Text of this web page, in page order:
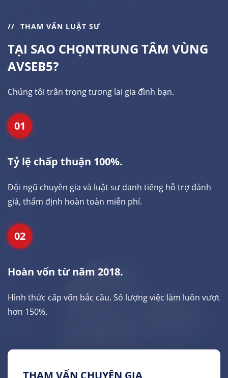
THAM VẤN LUẬT SƯ
TẠI SAO CHỌNTRUNG TÂM VÙNG
AVSEB5?
Chúng tôi trân trọng tương lai gia đình bạn.
01
Tỷ lệ chấp thuận 100%.
Đội ngũ chuyên gia và luật sư danh tiếng hỗ trợ đánh
giá, thẩm định hoàn toàn miễn phí.
02
Hoàn vốn từ năm 2018.
Hình thức cấp vốn bắc cầu. Số lượng việc làm luôn vượt
hơn 150%.